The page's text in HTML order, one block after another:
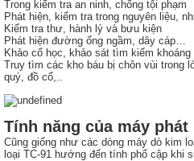
Trong kiểm tra an ninh, chống tội phạm
Phát hiện, kiểm tra trong nguyên liệu,
Kiểm tra thư, hành lý và bưu kiện
Phát hiện đường ống ngầm, dây cáp…
Khảo cổ học, khảo sát tìm kiếm khoáng
Truy tìm các kho báu bị chôn vùi trong
quý, đồ cổ,..
Tính năng của máy
Cũng giống như các dòng máy dò kim
loại TC-91 hướng đến tính phổ cập khi